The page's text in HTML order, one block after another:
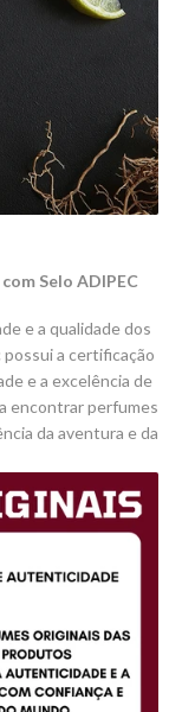
Selo ADIPEC
e a qualidade dos
a certificação
e a excelência de
encontrar perfumes
da aventura e da